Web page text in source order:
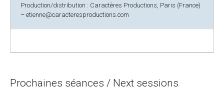
Production/distribution : Caractères Productions, Paris (France)
– etienne@caracteresproductions.com
Prochaines séances / Next sessions